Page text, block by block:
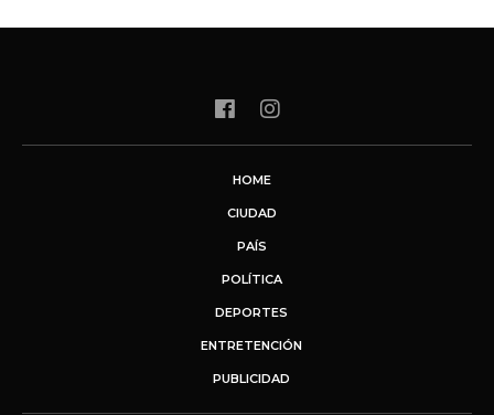
HOME
CIUDAD
PAÍS
POLÍTICA
DEPORTES
ENTRETENCIÓN
PUBLICIDAD